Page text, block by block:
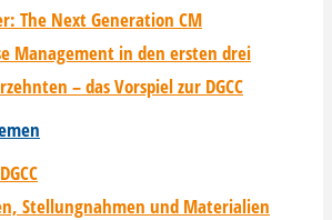
The Next Generation CM
Management in den ersten drei
– das Vorspiel zur DGCC
Stellungnahmen und Materialien